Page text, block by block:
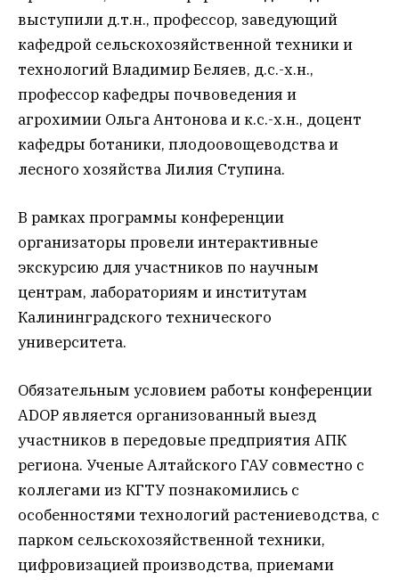
выступили д.т.н., профессор, заведующий
кафедрой сельскохозяйственной техники и
технологий Владимир Беляев, д.с.-х.н.,
профессор кафедры почвоведения и
агрохимии Ольга Антонова и к.с.-х.н., доцент
кафедры ботаники, плодоовощеводства и
лесного хозяйства Лилия Ступина.
В рамках программы конференции
организаторы провели интерактивные
экскурсию для участников по научным
центрам, лабораториям и институтам
Калининградского технического
университета.
Обязательным условием работы конференции
ADOP является организованный выезд
участников в передовые предприятия АПК
региона. Ученые Алтайского ГАУ совместно с
коллегами из КГТУ познакомились с
особенностями технологий растениеводства, с
парком сельскохозяйственной техники,
цифровизацией производства, приемами